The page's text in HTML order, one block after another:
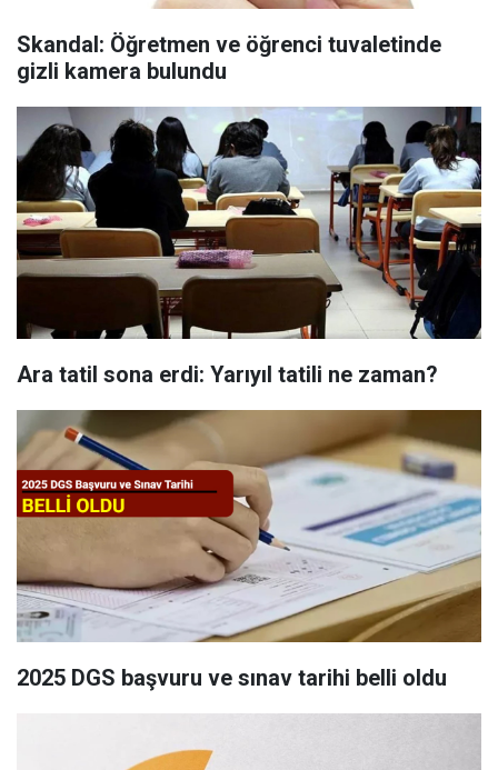
Skandal: Öğretmen ve öğrenci tuvaletinde
gizli kamera bulundu
Ara tatil sona erdi: Yarıyıl tatili ne zaman?
2025 DGS başvuru ve sınav tarihi belli oldu